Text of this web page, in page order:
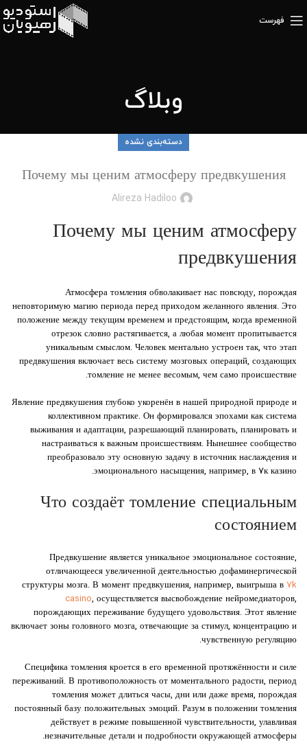
فهرست
وبلاگ
دسته‌بندی نشده
Почему мы ценим атмосферу предвкушения
Alireza Hadiloo
Почему мы ценим атмосферу
предвкушения
Атмосфера томления обволакивает нас повсюду, порождая
неповторимую магию периода перед приходом желанного явления. Это
положение между текущим временем и предстоящим, когда временной
отрезок словно растягивается, а любая момент пропитывается
уникальным смыслом. Человек ментально устроен так, что этап
предвкушения включает весь систему мозговых операций, создающих
томление не менее весомым, чем само происшествие.
Явление предвкушения глубоко укоренён в нашей природной природе и
коллективном практике. Он формировался эпохами как система
выживания и адаптации, разрешающий планировать, планировать и
настраиваться к важным происшествиям. Нынешнее сообщество
преобразовало эту основную задачу в источник наслаждения и
эмоционального насыщения, например, в ۷к казино.
Что создаёт томление специальным
состоянием
Предвкушение является уникальное эмоциональное состояние,
отличающееся увеличенной деятельностью дофаминергической
структуры мозга. В момент предвкушения, например, выигрыша в 7k
casino, осуществляется высвобождение нейромедиаторов,
порождающих переживание будущего удовольствия. Этот явление
включает зоны головного мозга, отвечающие за стимул, концентрацию и
чувственную регуляцию.
Специфика томления кроется в его временной протяжённости и силе
переживаний. В противоположность от моментального радости, период
томления может длиться часы, дни или даже время, порождая
постоянный базу положительных эмоций. Разум в положении томления
действует в режиме повышенной чувствительности, улавливая
незначительные детали и подробности окружающей атмосферы.